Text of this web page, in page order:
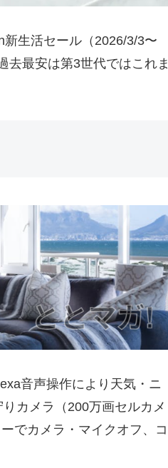
生活セール（2026/3/3〜
去最安は第3世代ではこれま
音声操作により天気・ニ
カメラ（200万画セルカメ
でカメラ・マイクオフ、コ